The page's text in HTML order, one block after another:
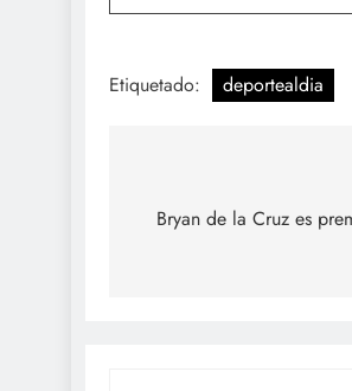
Etiquetado: deportealdia
deBryan de la Cruz es